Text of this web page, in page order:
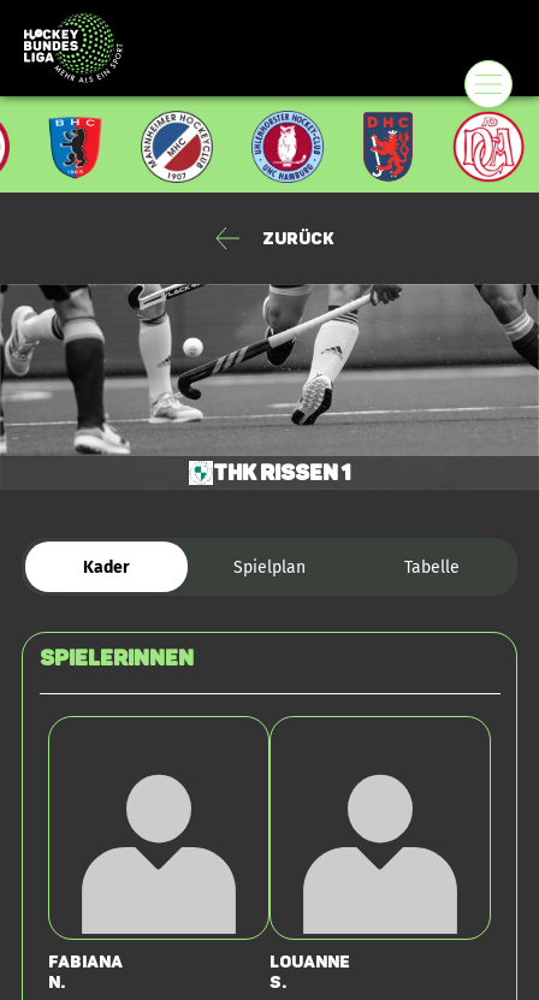
Zurück
THK Rissen 1
Kader Spielplan Tabelle
SPIELERINNEN
Fabiana
N.
Louanne
S.